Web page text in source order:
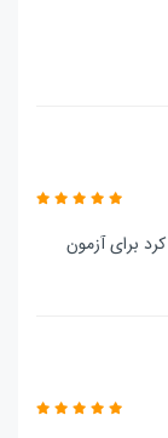
برای آزمون